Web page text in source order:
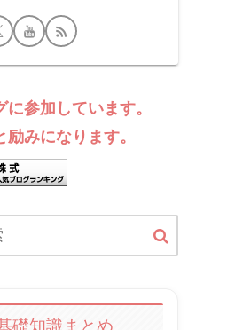
参加しています。
みになります。